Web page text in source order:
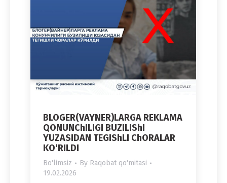
BLOGER(VAYNER)LARGA REKLAMA
QONUNChILIGI BUZILIShI
YUZASIDAN TEGIShLI ChORALAR
KO‘RILDI
Bo'limsiz By Raqobat qo'mitasi
19.02.2026